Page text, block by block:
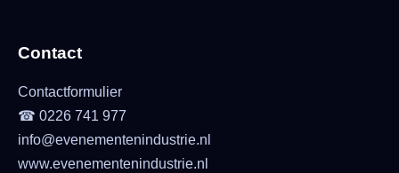
Contact
Contactformulier
☎ 0226 741 977
info@evenementenindustrie.nl
www.evenementenindustrie.nl